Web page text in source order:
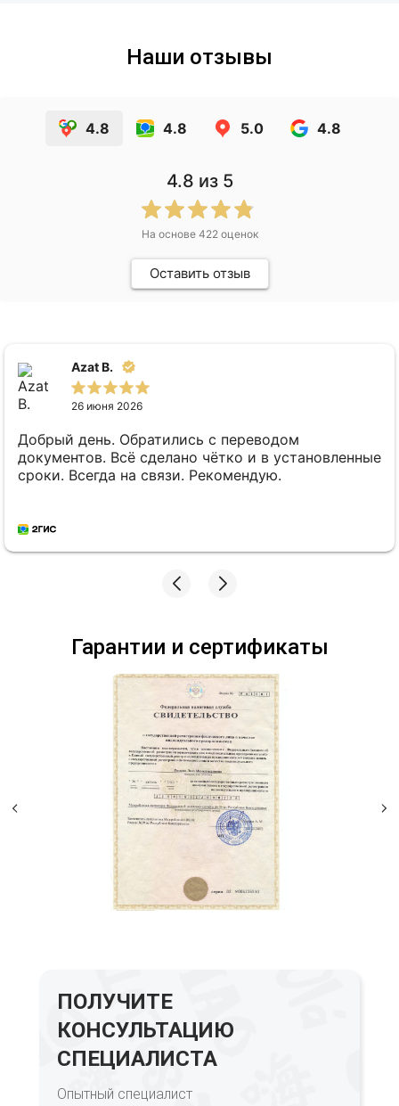
Наши отзывы
4.8 4.8 5.0 4.8
4.8 из 5
На основе 422оценок
Оставить отзыв
Azat B.
26 июня 2026
Добрый день. Обратились с переводом
документов. Всё сделано чётко и в установленные
сроки. Всегда на связи. Рекомендую.
Гарантии и сертификаты
ПОЛУЧИТЕ
КОНСУЛЬТАЦИЮ
СПЕЦИАЛИСТА
Опытный специалист